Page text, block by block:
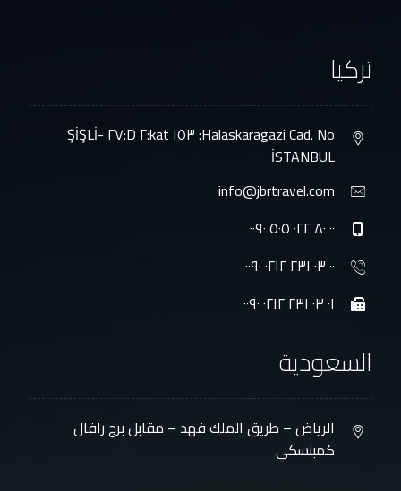
تركيا
Halaskaragazi Cad. No: ١٥٣ kat:٢ D:٢٧ ŞİŞLİ-
İSTANBUL
info@jbrtravel.com
٠٠ ٨٠ ٠٢٢ ٥٠٥ ٠٠٩٠
٠٠ ٠٣ ٢٣١ ٠٢١٢ ٠٠٩٠
٠١ ٠٣ ٢٣١ ٠٢١٢ ٠٠٩٠
السعودية
الرياض – طريق الملك فهد – مقابل برج رافال
كمبنسكي